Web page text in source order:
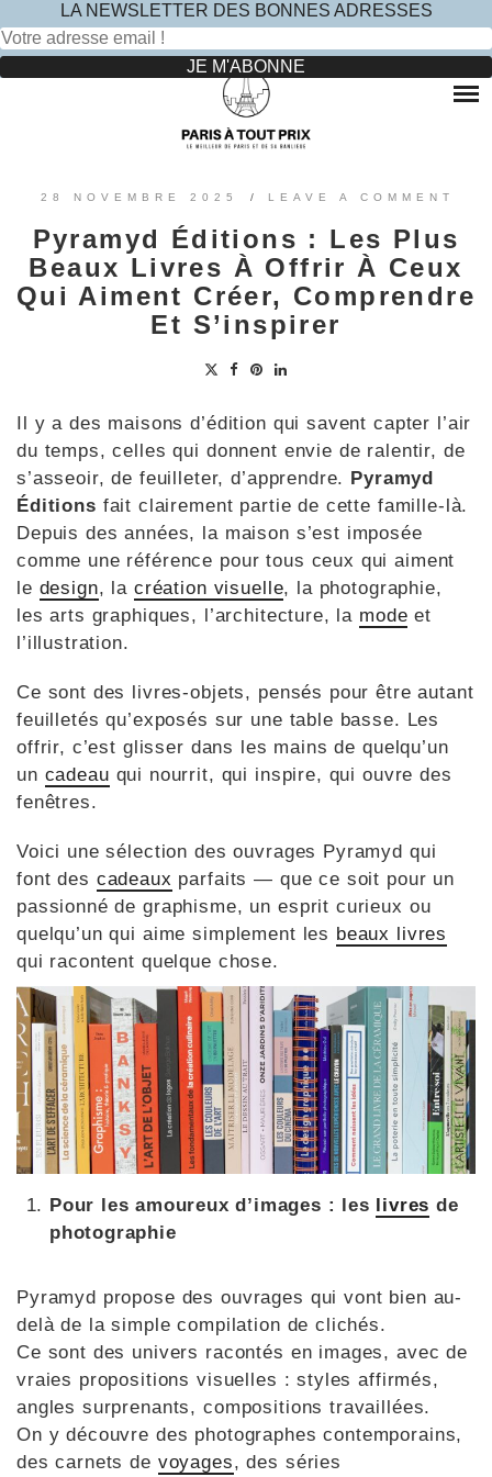
Rechercher :
Skip
OÙ MANGER DANS LE MARAIS ?
OÙ MANGER DANS PARIS 5 -ÈME ?
OÙ MANGER DANS LE 15ÈME ?
OÙ MANGER DANS PARIS 17ÈME ?
OÙ MANGER DANS PARIS 20ÈME ?
?
SORTIES ENFANTS
PARCS ATTRACTION BANLIEUE
CONTACTEZ-NOUS
28 NOVEMBRE 2025 / LEAVE A COMMENT
Pyramyd Éditions : Les Plus
Beaux Livres À Offrir À Ceux
Qui Aiment Créer, Comprendre
Et S’inspirer
Il y a des maisons d’édition qui savent capter l’air
du temps, celles qui donnent envie de ralentir, de
s’asseoir, de feuilleter, d’apprendre. Pyramyd
Éditions fait clairement partie de cette famille-là.
Depuis des années, la maison s’est imposée
comme une référence pour tous ceux qui aiment
le design, la création visuelle, la photographie,
les arts graphiques, l’architecture, la mode et
l’illustration.
Ce sont des livres-objets, pensés pour être autant
feuilletés qu’exposés sur une table basse. Les
offrir, c’est glisser dans les mains de quelqu’un
un cadeau qui nourrit, qui inspire, qui ouvre des
fenêtres.
Voici une sélection des ouvrages Pyramyd qui
font des cadeaux parfaits — que ce soit pour un
passionné de graphisme, un esprit curieux ou
quelqu’un qui aime simplement les beaux livres
qui racontent quelque chose.
Pour les amoureux d’images : les livres de
photographie
Pyramyd propose des ouvrages qui vont bien au-
delà de la simple compilation de clichés.
Ce sont des univers racontés en images, avec de
vraies propositions visuelles : styles affirmés,
angles surprenants, compositions travaillées.
On y découvre des photographes contemporains,
des carnets de voyages, des séries
LA NEWSLETTER DES BONNES ADRESSES